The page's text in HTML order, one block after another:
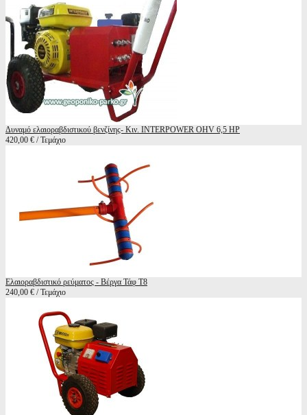
Δυναμό ελαιοραβδιστικού βενζίνης- Κιν. INTERPOWER OHV 6,5 HP
420,00 € / Τεμάχιο
Ελαιοραβδιστικό ρεύματος - Βέργα Τάφ Τ8
240,00 € / Τεμάχιο